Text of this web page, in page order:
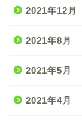
2021年12月
2021年8月
2021年5月
2021年4月